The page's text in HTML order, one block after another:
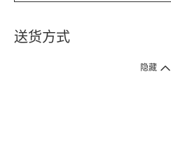
送货方式
1. 送货到府（受卫生署条例规管产品除外 ）
隐藏